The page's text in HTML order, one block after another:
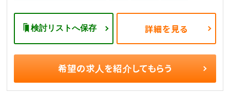
検討リストへ保存 詳細を見る
希望の求人を紹介してもらう